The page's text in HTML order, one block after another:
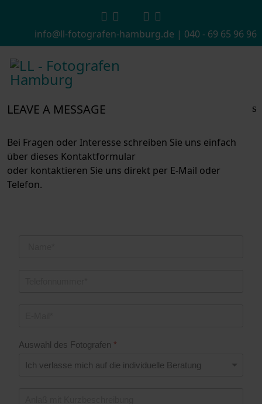
fa-
fa-
info@ll-fotografen-hamburg.de | 040 - 69 65 96 96
LEAVE A MESSAGE
Bei Fragen oder Interesse schreiben Sie uns einfach
über dieses Kontaktformular
oder kontaktieren Sie uns direkt per E-Mail oder
Telefon.
Auswahl des Fotografen *